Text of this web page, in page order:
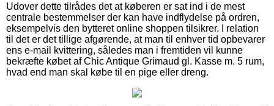
Udover dette tilrådes det at køberen er sat ind i de mest
centrale bestemmelser der kan have indflydelse på ordren,
eksempelvis den bytteret online shoppen tilsikrer. I relation
til det er det tillige afgørende, at man til enhver tid opbevarer
ens e-mail kvittering, således man i fremtiden vil kunne
bekræfte købet af Chic Antique Grimaud gl. Kasse m. 5 rum,
hvad end man skal købe til en pige eller dreng.